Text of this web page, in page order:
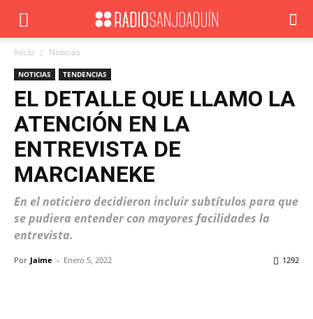
Inicio Noticias
NOTICIAS TENDENCIAS
EL DETALLE QUE LLAMO LA
ATENCIÓN EN LA
ENTREVISTA DE
MARCIANEKE
En el noticiero decidieron incluir subtítulos para que
se pudiera entender con mayores facilidades la
entrevista.
Por Jaime - Enero 5, 2022 1292